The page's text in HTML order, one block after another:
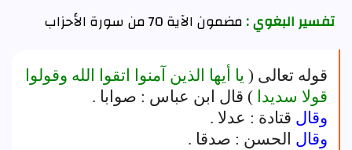
تفسير البغوي :مضمون الآية 70 من سورة الأحزاب
قوله تعالى ( يا أيها الذين آمنوا اتقوا الله وقولوا
قولا سديدا ) قال ابن عباس : صوابا .
وقال قتادة : عدلا .
وقال الحسن : صدقا .